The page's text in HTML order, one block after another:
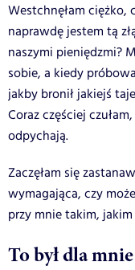
Westchnęłam ciężko,
naprawdę jestem tą
naszymi pieniędzmi?
sobie, a kiedy
jakby bronił jakiejś
Coraz częściej
odpychają.
Zaczęłam się
wymagająca, czy
przy mnie takim, jakim
To był dla